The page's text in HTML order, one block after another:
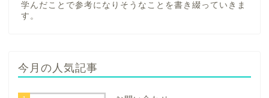
学んだことで参考になりそうなことを書き綴っていきま
す。
今月の人気記事